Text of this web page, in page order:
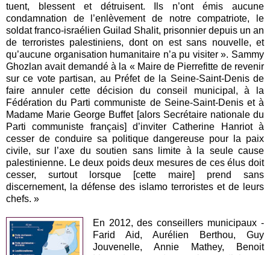
tuent, blessent et détruisent. Ils n’ont émis aucune
condamnation de l’enlèvement de notre compatriote, le
soldat franco-israélien Guilad Shalit, prisonnier depuis un an
de terroristes palestiniens, dont on est sans nouvelle, et
qu’aucune organisation humanitaire n’a pu visiter ». Sammy
Ghozlan avait demandé à la « Maire de Pierrefitte de revenir
sur ce vote partisan, au Préfet de la Seine-Saint-Denis de
faire annuler cette décision du conseil municipal, à la
Fédération du Parti communiste de Seine-Saint-Denis et à
Madame Marie George Buffet [alors Secrétaire nationale du
Parti communiste français] d’inviter Catherine Hanriot à
cesser de conduire sa politique dangereuse pour la paix
civile, sur l’axe du soutien sans limite à la seule cause
palestinienne. Le deux poids deux mesures de ces élus doit
cesser, surtout lorsque [cette maire] prend sans
discernement, la défense des islamo terroristes et de leurs
chefs. »
En 2012, des conseillers municipaux -
Farid Aid, Aurélien Berthou, Guy
Jouvenelle, Annie Mathey, Benoit